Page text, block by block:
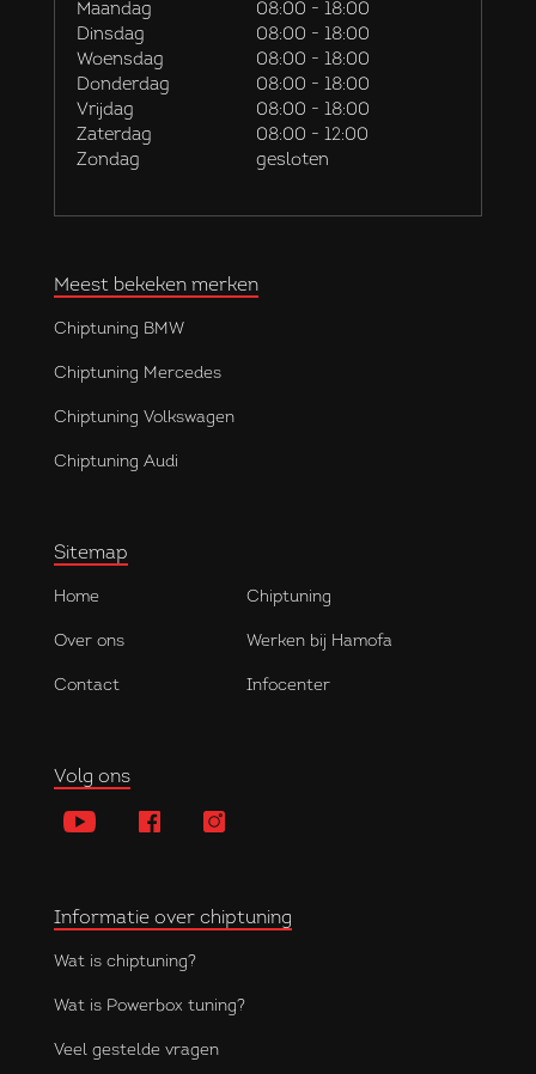
Maandag
08:00 - 18:00
Dinsdag
08:00 - 18:00
Woensdag
08:00 - 18:00
Donderdag
08:00 - 18:00
Vrijdag
08:00 - 18:00
Zaterdag
08:00 - 12:00
Zondag
gesloten
Meest bekeken merken
Chiptuning BMW
Chiptuning Mercedes
Chiptuning Volkswagen
Chiptuning Audi
Sitemap
Home Chiptuning
Over ons Werken bij Hamofa
Contact Infocenter
Volg ons
Informatie over chiptuning
Wat is chiptuning?
Wat is Powerbox tuning?
Veel gestelde vragen